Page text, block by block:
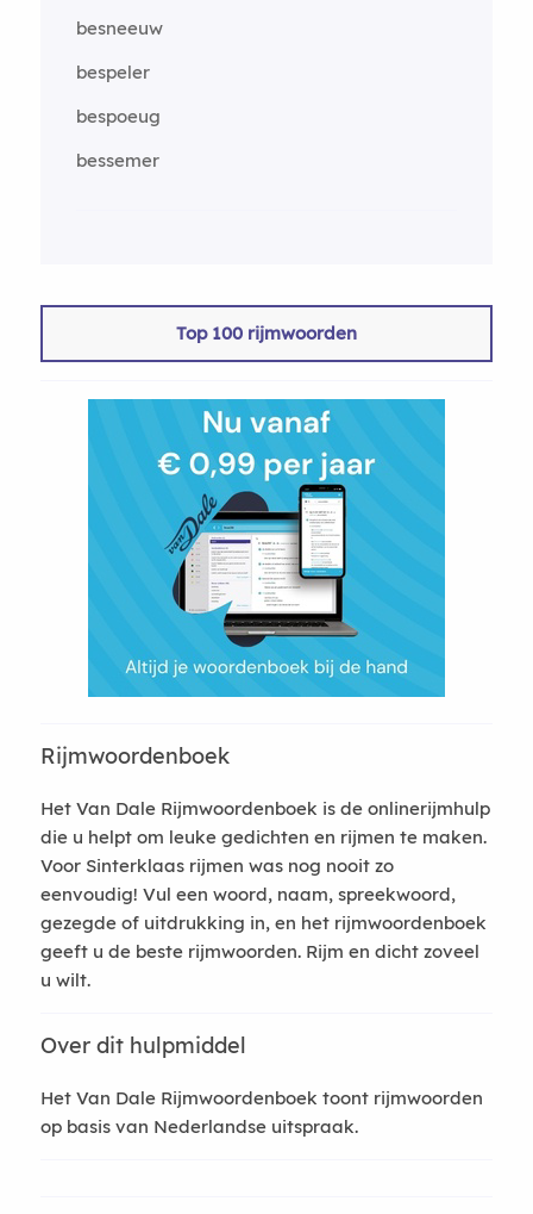
besneeuw
bespeler
bespoeug
bessemer
Top 100 rijmwoorden
Rijmwoordenboek
Het Van Dale Rijmwoordenboek is de onlinerijmhulp
die u helpt om leuke gedichten en rijmen te maken.
Voor Sinterklaas rijmen was nog nooit zo
eenvoudig! Vul een woord, naam, spreekwoord,
gezegde of uitdrukking in, en het rijmwoordenboek
geeft u de beste rijmwoorden. Rijm en dicht zoveel
u wilt.
Over dit hulpmiddel
Het Van Dale Rijmwoordenboek toont rijmwoorden
op basis van Nederlandse uitspraak.